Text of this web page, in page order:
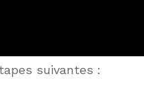
suivantes :